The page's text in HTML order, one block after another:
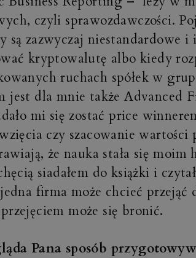
czyli sprawozdawczości.
są zazwyczaj niestandardowe i
kryptowalutę albo kiedy
ruchach spółek w
jest dla mnie także Advanced
mi się zostać price winner
czy szacowanie
że nauka stała się moim
siadałem do książki i
firma może chcieć przejąć
może się bronić.
Pana sposób